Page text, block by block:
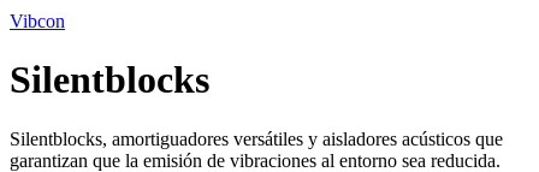
Vibcon
Silentblocks
Silentblocks, amortiguadores versátiles y aisladores acústicos que
garantizan que la emisión de vibraciones al entorno sea reducida.